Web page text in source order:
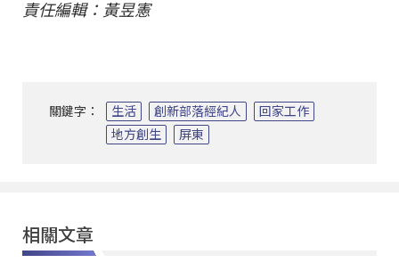
責任編輯：黃昱憲
關鍵字： 生活 創新部落經紀人
回家工作
地方創生
屏東
相關文章